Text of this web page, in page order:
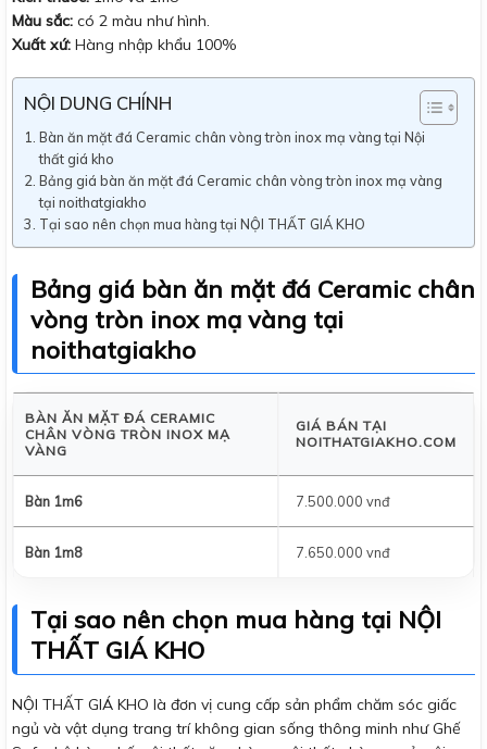
Màu sắc: có 2 màu như hình.
Xuất xứ: Hàng nhập khẩu 100%
NỘI DUNG CHÍNH
Bàn ăn mặt đá Ceramic chân vòng tròn inox mạ vàng tại Nội
thất giá kho
Bảng giá bàn ăn mặt đá Ceramic chân vòng tròn inox mạ vàng
tại noithatgiakho
Tại sao nên chọn mua hàng tại NỘI THẤT GIÁ KHO
Bảng giá bàn ăn mặt đá Ceramic chân
vòng tròn inox mạ vàng tại
noithatgiakho
BÀN ĂN MẶT ĐÁ CERAMIC
CHÂN VÒNG TRÒN INOX MẠ
VÀNG
GIÁ BÁN TẠI
NOITHATGIAKHO.COM
Bàn 1m6 7.500.000 vnđ
Bàn 1m8 7.650.000 vnđ
Tại sao nên chọn mua hàng tại NỘI
THẤT GIÁ KHO
NỘI THẤT GIÁ KHO là đơn vị cung cấp sản phẩm chăm sóc giấc
ngủ và vật dụng trang trí không gian sống thông minh như Ghế